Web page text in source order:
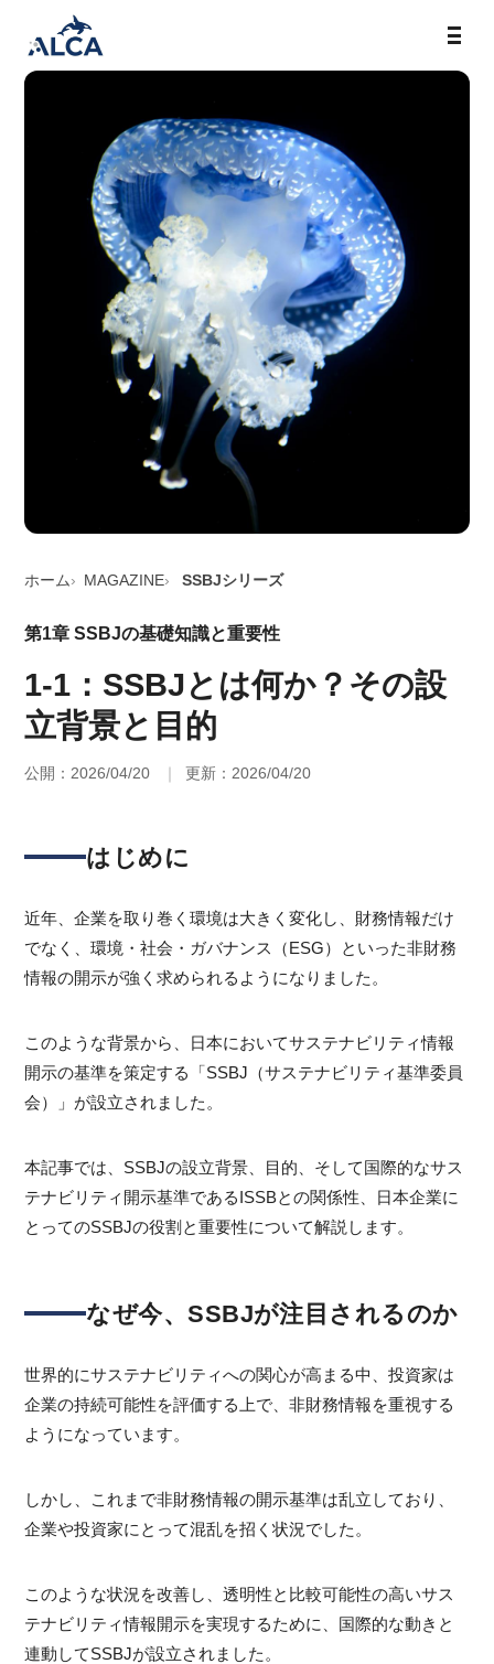
ホーム MAGAZINE SSBJシリーズ
第1章 SSBJの基礎知識と重要性
1-1：SSBJとは何か？その設
立背景と目的
公開：2026/04/20 更新：2026/04/20
はじめに
近年、企業を取り巻く環境は大きく変化し、財務情報だけ
でなく、環境・社会・ガバナンス（ESG）といった非財務
情報の開示が強く求められるようになりました。
このような背景から、日本においてサステナビリティ情報
開示の基準を策定する「SSBJ（サステナビリティ基準委員
会）」が設立されました。
本記事では、SSBJの設立背景、目的、そして国際的なサス
テナビリティ開示基準であるISSBとの関係性、日本企業に
とってのSSBJの役割と重要性について解説します。
なぜ今、SSBJが注目されるのか
世界的にサステナビリティへの関心が高まる中、投資家は
企業の持続可能性を評価する上で、非財務情報を重視する
ようになっています。
しかし、これまで非財務情報の開示基準は乱立しており、
企業や投資家にとって混乱を招く状況でした。
このような状況を改善し、透明性と比較可能性の高いサス
テナビリティ情報開示を実現するために、国際的な動きと
連動してSSBJが設立されました。